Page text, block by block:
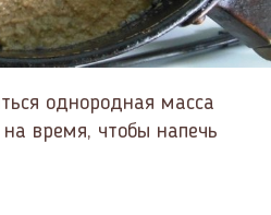
однородная масса
время, чтобы напечь